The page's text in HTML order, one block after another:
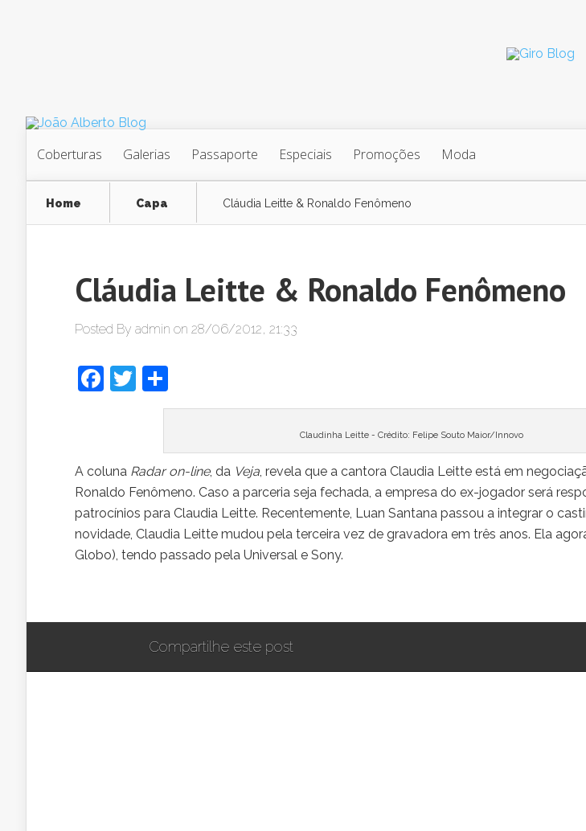
Coberturas Galerias Passaporte Especiais Promoções Moda
Home Capa Cláudia Leitte & Ronaldo Fenômeno
Cláudia Leitte & Ronaldo Fenômeno
Posted By admin on 28/06/2012, 21:33
Facebook
Twitter
Claudinha Leitte - Crédito: Felipe Souto Maior/Innovo
A coluna Radar on-line, da Veja, revela que a cantora Claudia Leitte está em
Ronaldo Fenômeno. Caso a parceria seja fechada, a empresa do ex-jogador será
patrocínios para Claudia Leitte. Recentemente, Luan Santana passou a integrar o
novidade, Claudia Leitte mudou pela terceira vez de gravadora em três anos. Ela
Globo), tendo passado pela Universal e Sony.
Compartilhe este post